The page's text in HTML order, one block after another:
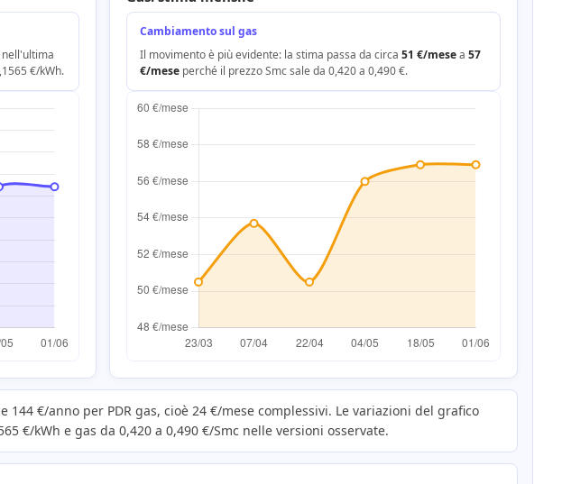
€/kWh.
Cambiamento sul gas
Il movimento è più evidente: la stima passa da circa 51 €/mesea 57
€/meseperché il prezzo Smc sale da 0,420 a 0,490 €.
144 €/anno per PDR gas, cioè 24 €/mese complessivi. Le variazioni del grafico
€/kWh e gas da 0,420 a 0,490 €/Smc nelle versioni osservate.